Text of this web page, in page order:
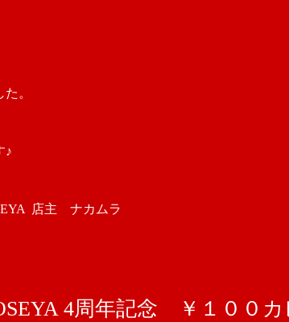
。
♪
店主 ナカムラ
4周年記念 ￥１００カ